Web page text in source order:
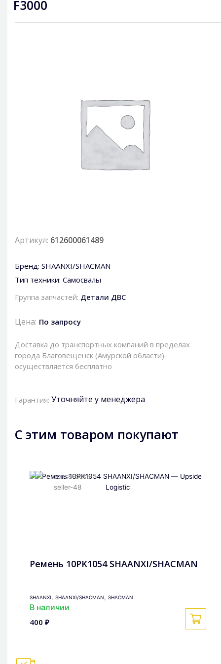
F3000
Артикул: 612600061489
Бренд: SHAANXI/SHACMAN
Тип техники: Самосвалы
Группа запчастей: Детали ДВС
Цена: По запросу
Доставка до транспортных компаний в пределах
города Благовещенск (Амурской области)
осуществляется бесплатно
Гарантия: Уточняйте у менеджера
С этим товаром покупают
Ремень 10PK1054 SHAANXI/SHACMAN
SHAANXI, SHAANXI/SHACMAN, SHACMAN
В наличии
400 ₽